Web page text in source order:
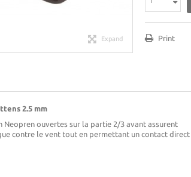
Expand Print
2.5 mm
Neopren ouvertes sur la partie 2/3 avant assurent
contre le vent tout en permettant un contact direct